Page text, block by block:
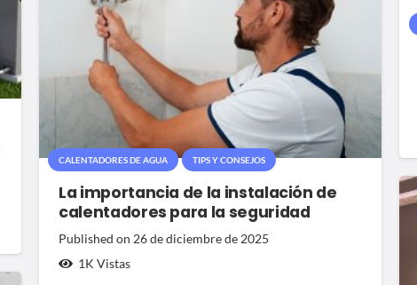
CALENTADORES DE AGUA TIPS Y CONSEJOS
La importancia de la instalación de
calentadores para la seguridad
Published on 26 de diciembre de 2025
1K Vistas